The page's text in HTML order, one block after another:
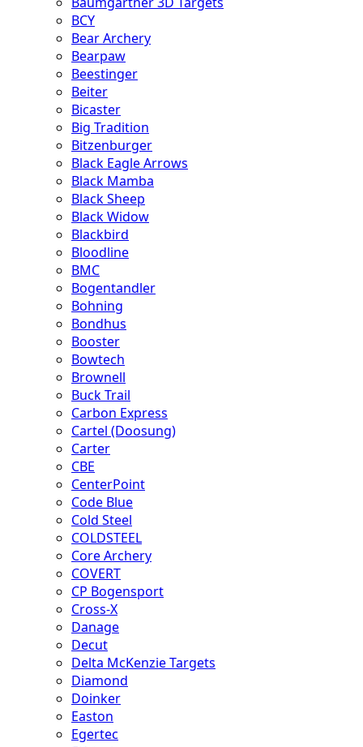
BCY
Bear Archery
Bearpaw
Beestinger
Beiter
Bicaster
Big Tradition
Bitzenburger
Black Eagle Arrows
Black Mamba
Black Sheep
Black Widow
Blackbird
Bloodline
BMC
Bogentandler
Bohning
Bondhus
Booster
Bowtech
Brownell
Buck Trail
Carbon Express
Cartel (Doosung)
Carter
CBE
CenterPoint
Code Blue
Cold Steel
COLDSTEEL
Core Archery
COVERT
CP Bogensport
Cross-X
Danage
Decut
Delta McKenzie Targets
Diamond
Doinker
Easton
Egertec